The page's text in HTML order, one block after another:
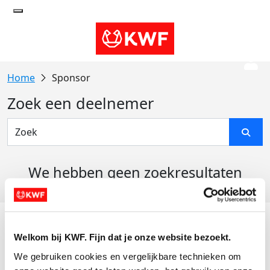
Welkom bij KWF. Fijn dat je onze website bezoekt.
We gebruiken cookies en vergelijkbare technieken om
Sponsor
Zoek een deelnemer
We hebben geen zoekresultaten
Actiematerialen
Evenementen